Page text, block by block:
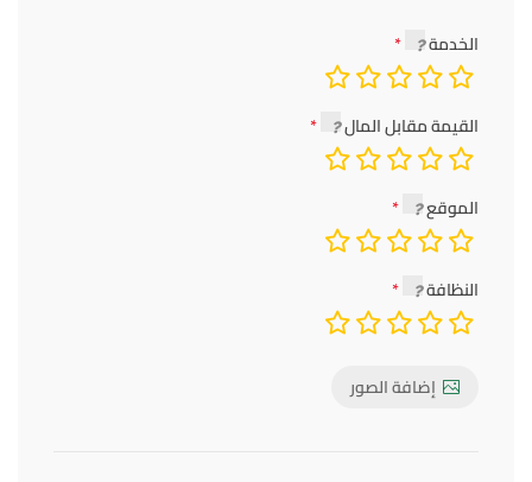
الخدمة
القيمة مقابل المال
الموقع
النظافة
إضافة الصور